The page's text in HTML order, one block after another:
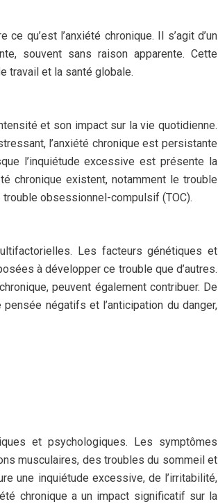
qu’est l’anxiété chronique. Il s’agit d’un
souvent sans raison apparente. Cette
travail et la santé globale.
et son impact sur la vie quotidienne.
l’anxiété chronique est persistante
l’inquiétude excessive est présente la
chronique existent, notamment le trouble
obsessionnel-compulsif (TOC).
Les facteurs génétiques et
à développer ce trouble que d’autres.
peuvent également contribuer. De
négatifs et l’anticipation du danger,
et psychologiques. Les symptômes
musculaires, des troubles du sommeil et
une inquiétude excessive, de l’irritabilité,
chronique a un impact significatif sur la